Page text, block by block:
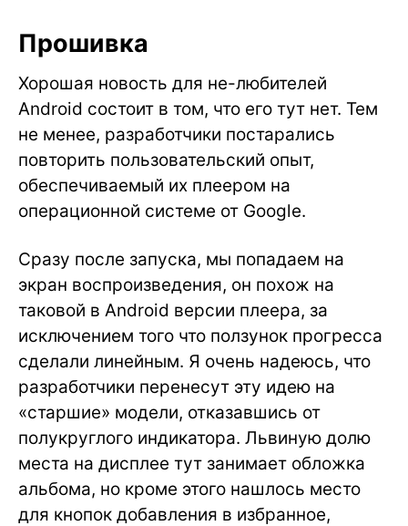
Прошивка
Хорошая новость для не-любителей
Android состоит в том, что его тут нет. Тем
не менее, разработчики постарались
повторить пользовательский опыт,
обеспечиваемый их плеером на
операционной системе от Google.
Сразу после запуска, мы попадаем на
экран воспроизведения, он похож на
таковой в Android версии плеера, за
исключением того что ползунок прогресса
сделали линейным. Я очень надеюсь, что
разработчики перенесут эту идею на
«старшие» модели, отказавшись от
полукруглого индикатора. Львиную долю
места на дисплее тут занимает обложка
альбома, но кроме этого нашлось место
для кнопок добавления в избранное,